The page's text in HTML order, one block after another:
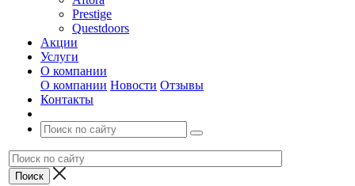
Prestige
Questdoors
Акции
Услуги
О компании
О компании Новости Отзывы
Контакты